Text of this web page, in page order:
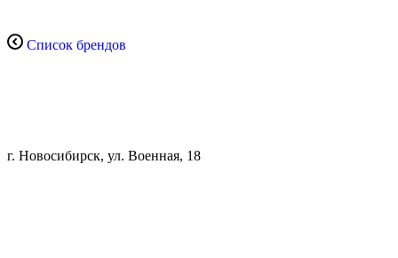
Список брендов
г. Новосибирск, ул. Военная, 18